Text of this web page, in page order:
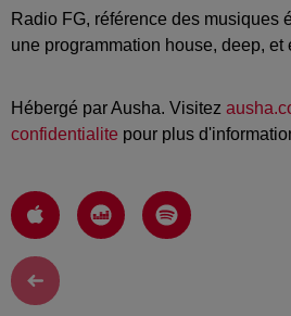
Radio FG, référence des musiques
une programmation house, deep, et
Hébergé par Ausha. Visitez
confidentialite pour plus